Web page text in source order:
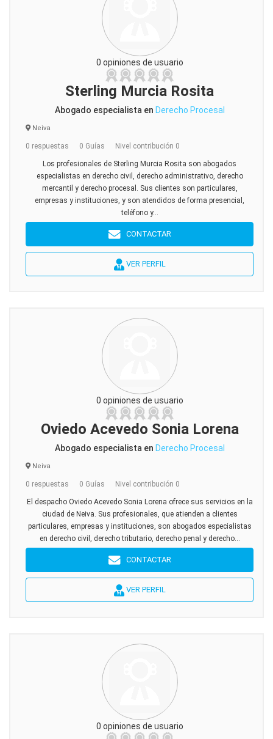
0 opiniones de usuario
Sterling Murcia Rosita
Abogado especialista en Derecho Procesal
Neiva
0 respuestas 0 Guías Nivel contribución 0
Los profesionales de Sterling Murcia Rosita son abogados
especialistas en derecho civil, derecho administrativo, derecho
mercantil y derecho procesal. Sus clientes son particulares,
empresas y instituciones, y son atendidos de forma presencial,
teléfono y...
CONTACTAR
VER PERFIL
0 opiniones de usuario
Oviedo Acevedo Sonia Lorena
Abogado especialista en Derecho Procesal
Neiva
0 respuestas 0 Guías Nivel contribución 0
El despacho Oviedo Acevedo Sonia Lorena ofrece sus servicios en la
ciudad de Neiva. Sus profesionales, que atienden a clientes
particulares, empresas y instituciones, son abogados especialistas
en derecho civil, derecho tributario, derecho penal y derecho...
CONTACTAR
VER PERFIL
0 opiniones de usuario